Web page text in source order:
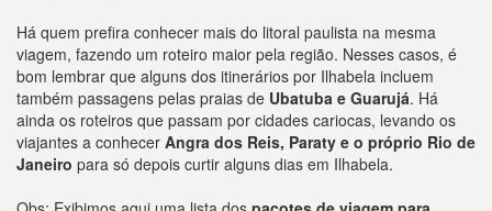
Há quem prefira conhecer mais do litoral paulista na mesma
viagem, fazendo um roteiro maior pela região. Nesses casos, é
bom lembrar que alguns dos itinerários por Ilhabela incluem
também passagens pelas praias de Ubatuba e Guarujá. Há
ainda os roteiros que passam por cidades cariocas, levando os
viajantes a conhecer Angra dos Reis, Paraty e o próprio Rio de
Janeiro para só depois curtir alguns dias em Ilhabela.